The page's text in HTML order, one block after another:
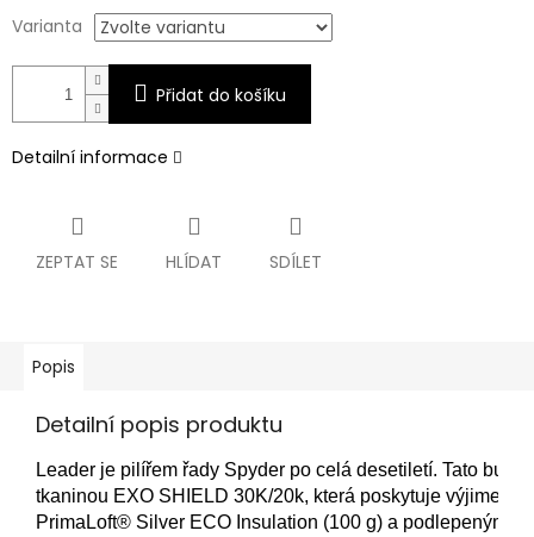
Varianta
Přidat do košíku
Detailní informace
ZEPTAT SE HLÍDAT SDÍLET
Popis
Detailní popis produktu
Leader je pilířem řady Spyder po celá desetiletí. Tato
tkaninou EXO SHIELD 30K/20k, která poskytuje
PrimaLoft® Silver ECO Insulation (100 g) a podlepeným